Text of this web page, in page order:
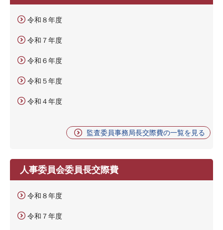
令和８年度
令和７年度
令和６年度
令和５年度
令和４年度
監査委員事務局長交際費の一覧を見る
人事委員会委員長交際費
令和８年度
令和７年度